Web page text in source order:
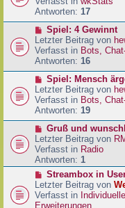
i
t
a
g
e
r
B
e
i
t
r
a
g
Antworten: 17
N
e
u
e
r
B
e
i
t
r
a
g
Spiel: 4 Gewinnt
Letzter Beitrag von
Verfasst in Bots,
Antworten: 16
N
e
u
e
r
B
e
i
t
a
g
Spiel: Mensch
Letzter Beitrag von
Verfasst in Bots,
Antworten: 19
N
e
u
e
r
B
e
i
Gruß und
Letzter Beitrag von
Verfasst in Radio
Antworten: 1
N
e
u
e
Streambox in
Letzter Beitrag von
Verfasst in
Erweiterungen